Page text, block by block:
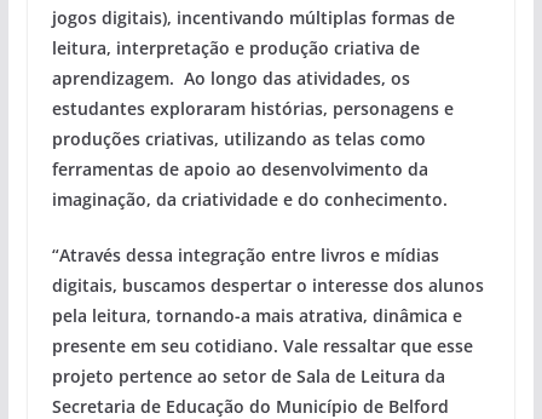
jogos digitais), incentivando múltiplas formas de
leitura, interpretação e produção criativa de
aprendizagem. Ao longo das atividades, os
estudantes exploraram histórias, personagens e
produções criativas, utilizando as telas como
ferramentas de apoio ao desenvolvimento da
imaginação, da criatividade e do conhecimento.
“Através dessa integração entre livros e mídias
digitais, buscamos despertar o interesse dos alunos
pela leitura, tornando-a mais atrativa, dinâmica e
presente em seu cotidiano. Vale ressaltar que esse
projeto pertence ao setor de Sala de Leitura da
Secretaria de Educação do Município de Belford